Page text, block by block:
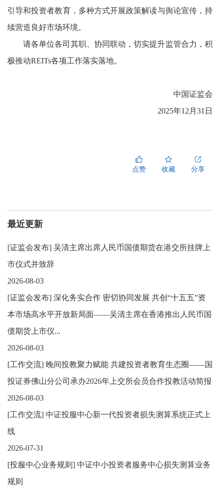
引导和投资者教育，多种方式开展政策解读与舆论宣传，持
续营造良好市场环境。
请各单位各司其职、协同联动，切实提升监管合力，积
极推动REITs各项工作落实落地。
中国证监会
2025年12月31日
点赞 收藏 分享
最近更新
[证监会发布] 吴清主席出席人民币国债期货在港交所挂牌上
市仪式并致辞
2026-08-03
[证监会发布] 深化务实合作 密切协同发展 共创“十五五”资
本市场高水平开放新局面——吴清主席在香港推出人民币国
债期货上市仪...
2026-08-03
[工作交流] 晚间投教聚力赋能 共建投资者教育生态圈——国
投证券佛山分公司承办2026年上交所会员合作投教活动简报
2026-08-03
[工作交流] 中证投服中心新一代投资者损失测算系统正式上
线
2026-07-31
[投服中心业务规则 ] 中证中小投资者服务中心损失测算业务
规则